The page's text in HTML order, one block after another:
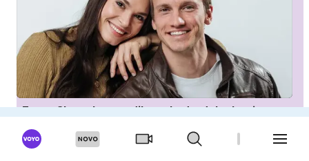
Znana Slovenka potrdila razhod z dolgoletnim
Hči slavnih staršev ukradla vso pozornost,